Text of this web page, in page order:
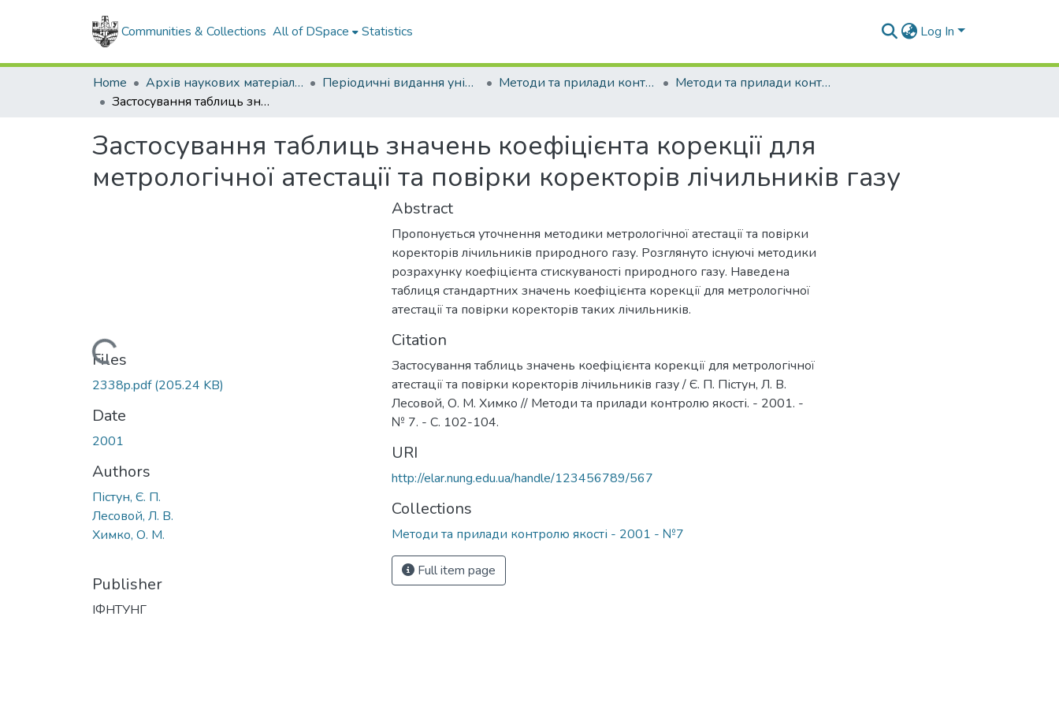
Communities & Collections All of DSpace Statistics Log In
Home Архів наукових матеріалів Періодичні видання університету Методи та прилади контролю якості
Методи та прилади контролю якості - 2001 - №7
Застосування таблиць значень коефіцієнта корекції для метрологічної атестації та повірки коректорів лічильників газу
Застосування таблиць значень коефіцієнта корекції для
метрологічної атестації та повірки коректорів лічильників газу
Loading...
Files
2338p.pdf(205.24 KB)
Date
2001
Authors
Пістун, Є. П.
Лесовой, Л. В.
Химко, О. М.
Publisher
ІФНТУНГ
Abstract
Пропонується уточнення методики метрологічної атестації та повірки
коректорів лічильників природного газу. Розглянуто існуючі методики
розрахунку коефіцієнта стискуваності природного газу. Наведена
таблиця стандартних значень коефіцієнта корекції для метрологічної
атестації та повірки коректорів таких лічильників.
Citation
Застосування таблиць значень коефіцієнта корекції для метрологічної
атестації та повірки коректорів лічильників газу / Є. П. Пістун, Л. В.
Лесовой, О. М. Химко // Методи та прилади контролю якості. - 2001. -
№ 7. - С. 102-104.
URI
http://elar.nung.edu.ua/handle/123456789/567
Collections
Методи та прилади контролю якості - 2001 - №7
Full item page